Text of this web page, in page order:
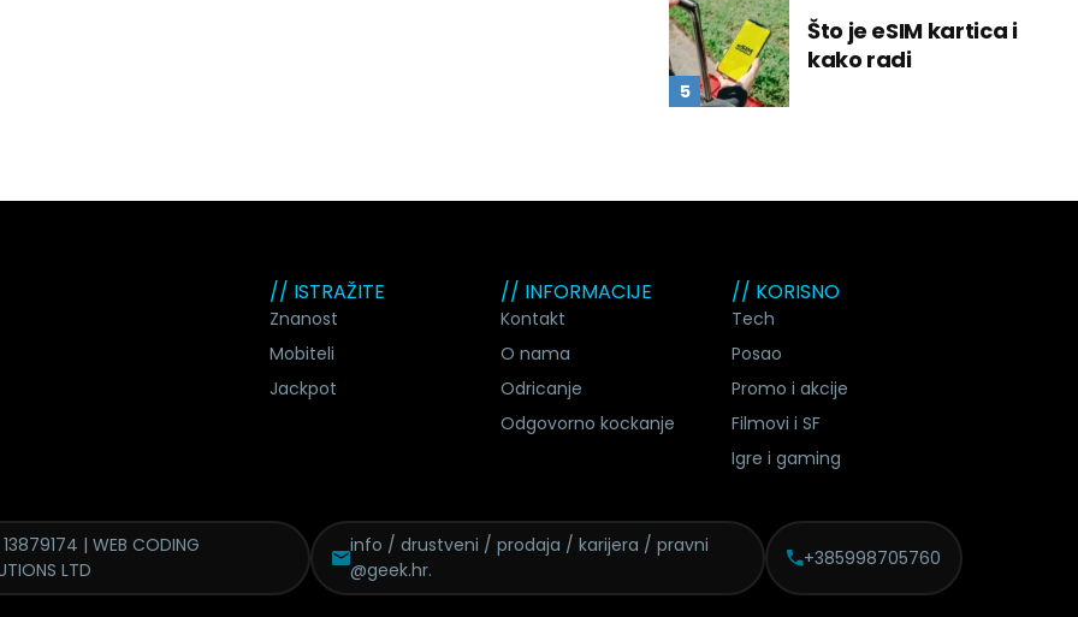
Što je eSIM kartica i
kako radi
// ISTRAŽITE
Znanost
Mobiteli
Jackpot
// INFORMACIJE
Kontakt
O nama
Odricanje
Odgovorno kockanje
// KORISNO
Tech
Posao
Promo i akcije
Filmovi i SF
Igre i gaming
13879174 | WEB CODING
LTD
info / drustveni / prodaja / karijera / pravni
@geek.hr.
+385998705760